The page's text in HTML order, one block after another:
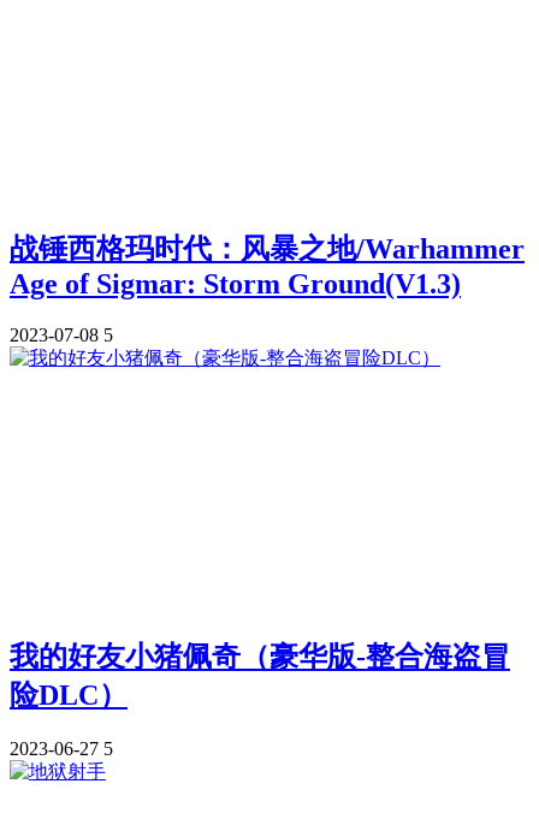
战锤西格玛时代：风暴之地/Warhammer
Age of Sigmar: Storm Ground(V1.3)
2023-07-08 5
我的好友小猪佩奇（豪华版-整合海盗冒
险DLC）
2023-06-27 5